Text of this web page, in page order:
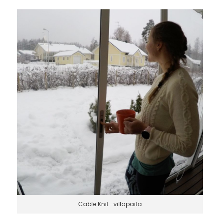
Cable Knit -villapaita